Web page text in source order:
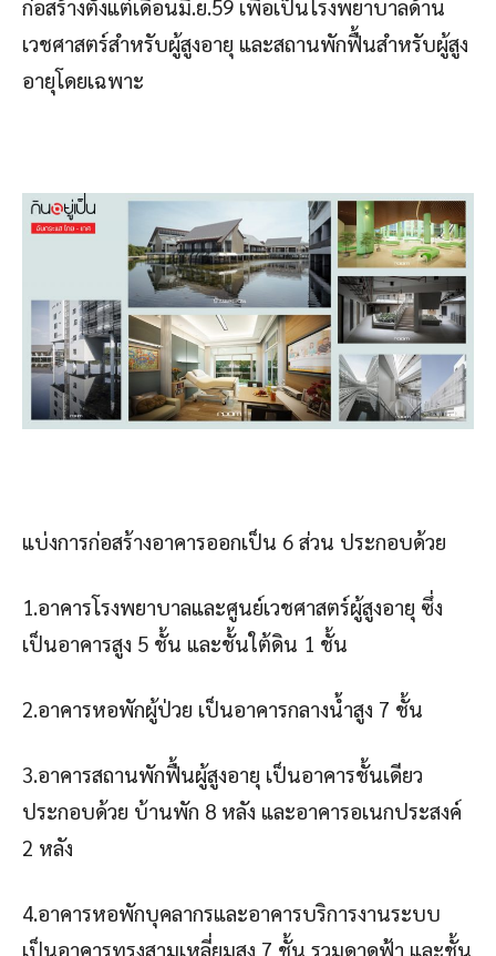
ก่อสร้างตั้งแต่เดือนมิ.ย.59 เพื่อเป็นโรงพยาบาลด้าน
เวชศาสตร์สำหรับผู้สูงอายุ และสถานพักฟื้นสำหรับผู้สูง
อายุโดยเฉพาะ
แบ่งการก่อสร้างอาคารออกเป็น 6 ส่วน ประกอบด้วย
1.อาคารโรงพยาบาลและศูนย์เวชศาสตร์ผู้สูงอายุ ซึ่ง
เป็นอาคารสูง 5 ชั้น และชั้นใต้ดิน 1 ชั้น
2.อาคารหอพักผู้ป่วย เป็นอาคารกลางน้ำสูง 7 ชั้น
3.อาคารสถานพักฟื้นผู้สูงอายุ เป็นอาคารชั้นเดียว
ประกอบด้วย บ้านพัก 8 หลัง และอาคารอเนกประสงค์
2 หลัง
4.อาคารหอพักบุคลากรและอาคารบริการงานระบบ
เป็นอาคารทรงสามเหลี่ยมสูง 7 ชั้น รวมดาดฟ้า และชั้น